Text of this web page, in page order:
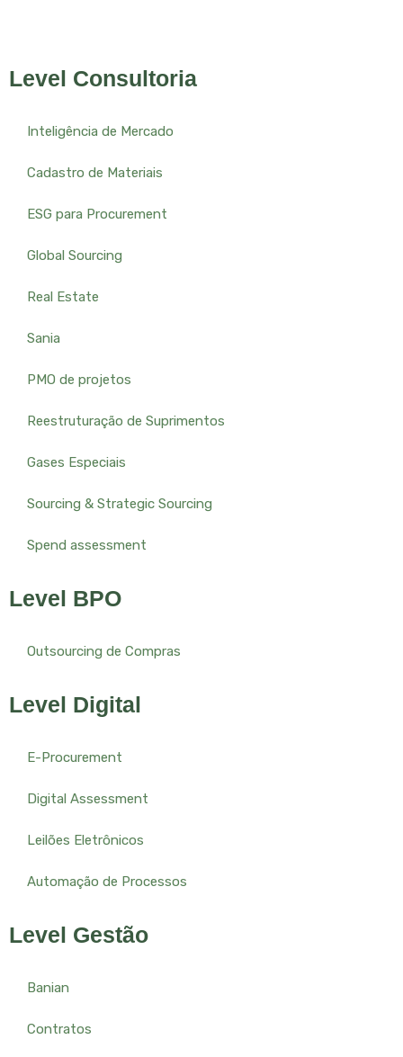
Level Consultoria
Inteligência de Mercado
Cadastro de Materiais
ESG para Procurement
Global Sourcing
Real Estate
Sania
PMO de projetos
Reestruturação de Suprimentos
Gases Especiais
Sourcing & Strategic Sourcing
Spend assessment
Level BPO
Outsourcing de Compras
Level Digital
E-Procurement
Digital Assessment
Leilões Eletrônicos
Automação de Processos
Level Gestão
Banian
Contratos